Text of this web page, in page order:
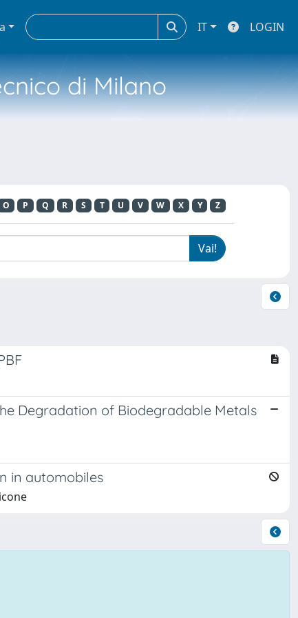
IT LOGIN
di Milano
O P Q R S T U V W X Y Z
Degradation of Biodegradable Metals
in automobiles